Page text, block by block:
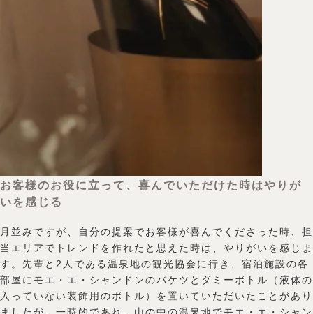
お客様のお役に立って、喜んでいただけた時はやりが
いを感じる
月並みですが、自分の提案でお客様が喜んでくださった時、担
当エリアでトレンドを作れたと思えた時は、やりがいを感じま
す。先輩と2人である温泉地の観光協会に行き、宿泊施設の各
部屋にモエ・エ・シャンドンのバケツとダミーボトル（液体の
入っていない装飾用のボトル）を置いていただいたことがあり